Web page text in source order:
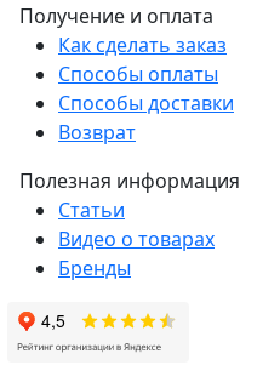
Получение и оплата
Как сделать заказ
Способы оплаты
Способы доставки
Возврат
Полезная информация
Статьи
Видео о товарах
Бренды